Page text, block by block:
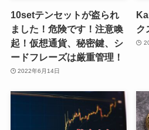
10setテンセットが盗られ
ました！危険です！注意喚
起！仮想通貨、秘密鍵、シ
ードフレーズは厳重管理！
2022年6月14日
ク